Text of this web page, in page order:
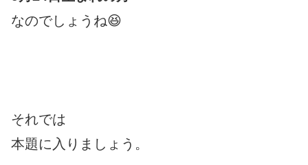
なのでしょうね😆
それでは
本題に入りましょう。